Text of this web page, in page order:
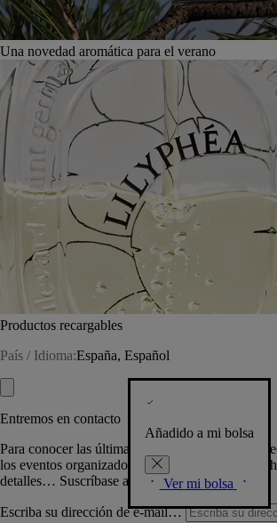
Una novedad aromática para el verano
Productos recargables
País / Idioma:España, Español
Añadido a mi bolsa
Ver mi bolsa
Entremos en contacto
Para conocer las últimas creaciones de la Casa,
los eventos organizados por Diptyque y
detalles… Suscríbase a nuestra newsletter.
Escriba su dirección de e-mail…